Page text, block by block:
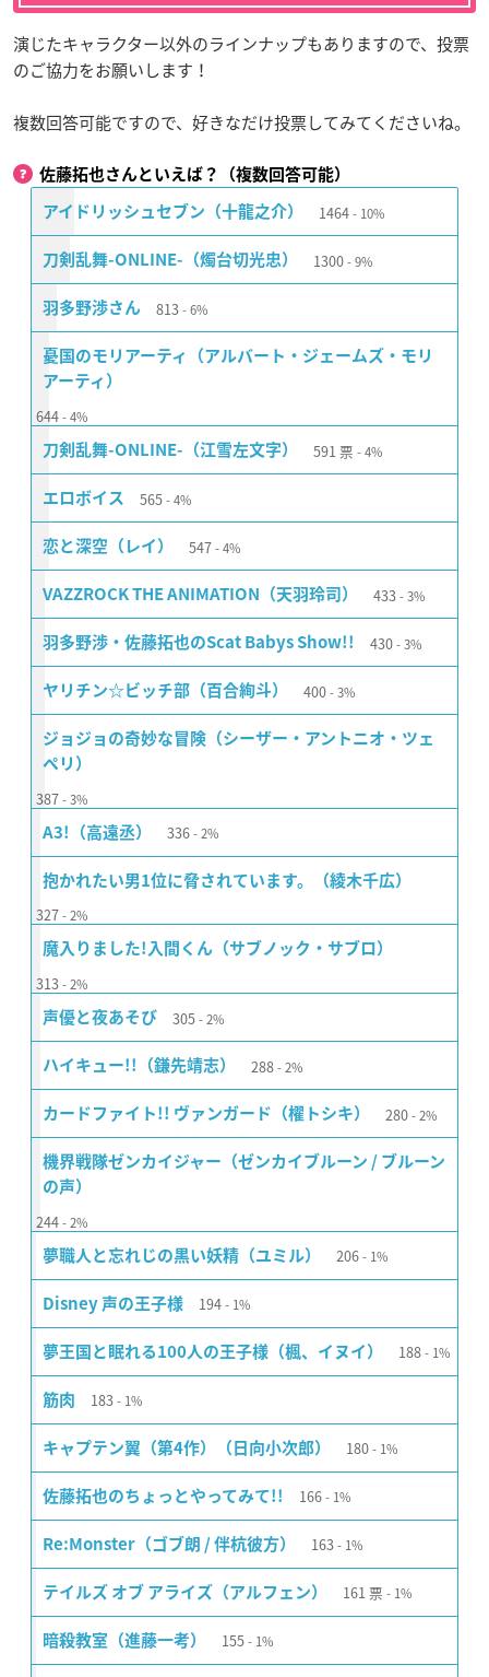
演じたキャラクター以外のラインナップもありますので、投票
のご協力をお願いします！
複数回答可能ですので、好きなだけ投票してみてくださいね。
佐藤拓也さんといえば？（複数回答可能）
アイドリッシュセブン（十龍之介） 1464 10%
刀剣乱舞-ONLINE-（燭台切光忠） 1300 9%
羽多野渉さん 813 6%
憂国のモリアーティ（アルバート・ジェームズ・モリ
アーティ）
644 4%
刀剣乱舞-ONLINE-（江雪左文字） 591 票 4%
エロボイス 565 4%
恋と深空（レイ） 547 4%
VAZZROCK THE ANIMATION（天羽玲司） 433 3%
羽多野渉・佐藤拓也のScat Babys Show!! 430 3%
ヤリチン☆ビッチ部（百合絢斗） 400 3%
ジョジョの奇妙な冒険（シーザー・アントニオ・ツェ
ペリ）
387 3%
A3!（高遠丞） 336 2%
抱かれたい男1位に脅されています。（綾木千広）
327 2%
魔入りました!入間くん（サブノック・サブロ）
313 2%
声優と夜あそび 305 2%
ハイキュー!!（鎌先靖志） 288 2%
カードファイト!! ヴァンガード（櫂トシキ） 280 2%
機界戦隊ゼンカイジャー（ゼンカイブルーン / ブルーン
の声）
244 2%
夢職人と忘れじの黒い妖精（ユミル） 206 1%
Disney 声の王子様 194 1%
夢王国と眠れる100人の王子様（楓、イヌイ） 188 1%
筋肉 183 1%
キャプテン翼（第4作）（日向小次郎） 180 1%
佐藤拓也のちょっとやってみて!! 166 1%
Re:Monster（ゴブ朗 / 伴杭彼方） 163 1%
テイルズ オブ アライズ（アルフェン） 161 票 1%
暗殺教室（進藤一考） 155 1%